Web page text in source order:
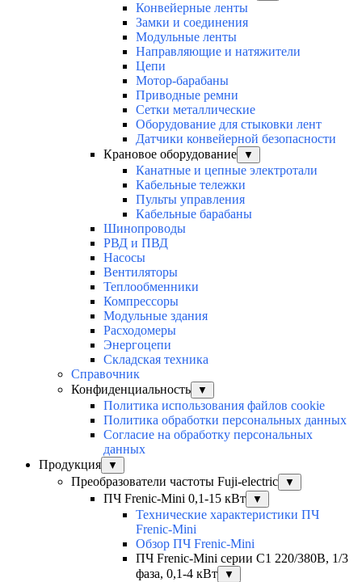
Конвейерные ленты
Замки и соединения
Модульные ленты
Направляющие и натяжители
Цепи
Мотор-барабаны
Приводные ремни
Сетки металлические
Оборудование для стыковки лент
Датчики конвейерной безопасности
Крановое оборудование
▼
Канатные и цепные электротали
Кабельные тележки
Пульты управления
Кабельные барабаны
Шинопроводы
РВД и ПВД
Насосы
Вентиляторы
Теплообменники
Компрессоры
Модульные здания
Расходомеры
Энергоцепи
Складская техника
Справочник
Конфиденциальность
▼
Политика использования файлов cookie
Политика обработки персональных данных
Согласие на обработку персональных
данных
Продукция
▼
Преобразователи частоты Fuji-electric ▼
ПЧ Frenic-Mini 0,1-15 кВт ▼
Технические характеристики ПЧ
Frenic-Mini
Обзор ПЧ Frenic-Mini
ПЧ Frenic-Mini серии C1 220/380В, 1/3
фаза, 0,1-4 кВт
▼